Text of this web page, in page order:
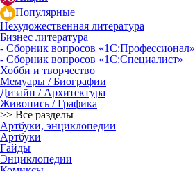
Популярные
Нехудожественная литература
Бизнес литература
- Сборник вопросов «1С:Профессионал»
- Сборник вопросов «1С:Специалист»
Хобби и творчество
Мемуары / Биографии
Дизайн / Архитектура
Живопись / Графика
>> Все разделы
Артбуки, энциклопедии
Артбуки
Гайды
Энциклопедии